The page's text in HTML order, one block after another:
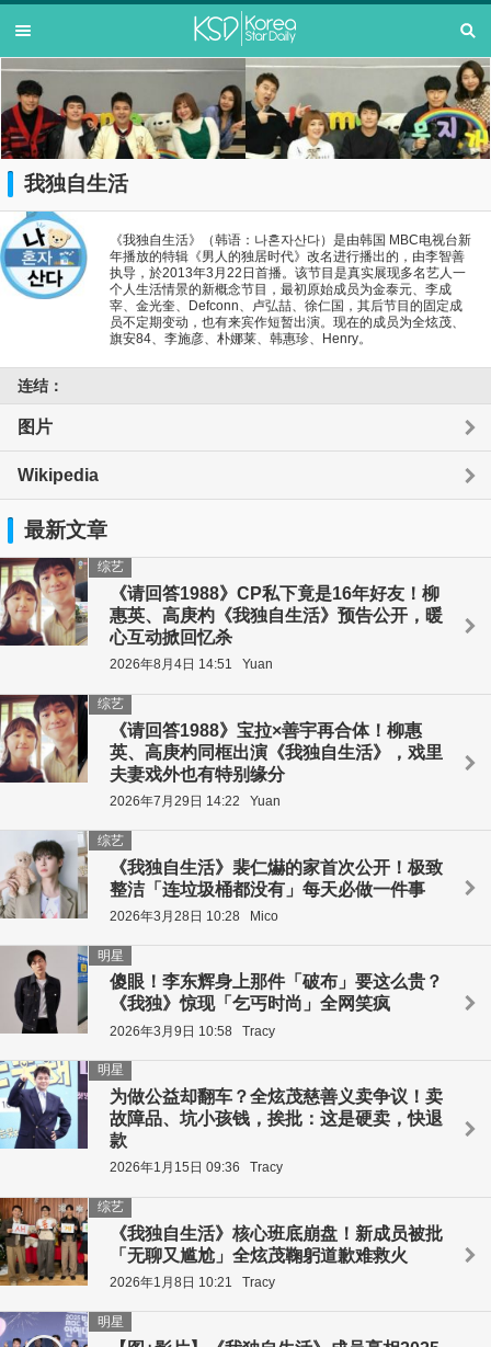
我独自生活
《我独自生活》（韩语：나혼자산다）是由韩国 MBC电视台新
年播放的特辑《男人的独居时代》改名进行播出的，由李智善
执导，於2013年3月22日首播。该节目是真实展现多名艺人一
个人生活情景的新概念节目，最初原始成员为金泰元、李成
宰、金光奎、Defconn、卢弘喆、徐仁国，其后节目的固定成
员不定期变动，也有来宾作短暂出演。现在的成员为全炫茂、
旗安84、李施彦、朴娜莱、韩惠珍、Henry。
连结：
图片
Wikipedia
最新文章
《请回答1988》CP私下竟是16年好友！柳
惠英、高庚杓《我独自生活》预告公开，暖
心互动掀回忆杀
综艺
2026年8月4日 14:51 Yuan
《请回答1988》宝拉×善宇再合体！柳惠
英、高庚杓同框出演《我独自生活》，戏里
夫妻戏外也有特别缘分
综艺
2026年7月29日 14:22 Yuan
《我独自生活》裴仁爀的家首次公开！极致
整洁「连垃圾桶都没有」每天必做一件事
综艺
2026年3月28日 10:28 Mico
傻眼！李东辉身上那件「破布」要这么贵？
《我独》惊现「乞丐时尚」全网笑疯
明星
2026年3月9日 10:58 Tracy
为做公益却翻车？全炫茂慈善义卖争议！卖
故障品、坑小孩钱，挨批：这是硬卖，快退
款
明星
2026年1月15日 09:36 Tracy
《我独自生活》核心班底崩盘！新成员被批
「无聊又尴尬」全炫茂鞠躬道歉难救火
综艺
2026年1月8日 10:21 Tracy
明星